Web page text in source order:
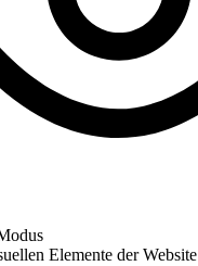
Elemente der Website